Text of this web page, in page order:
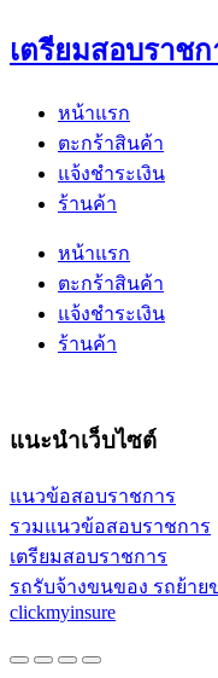
เตรียมสอบราช
หน้าแรก
ตะกร้าสินค้า
แจ้งชำระเงิน
ร้านค้า
หน้าแรก
ตะกร้าสินค้า
แจ้งชำระเงิน
ร้านค้า
แนะนำเว็บไซต์
แนวข้อสอบราชการ
รวมแนวข้อสอบราชการ
เตรียมสอบราชการ
รถรับจ้างขนของ รถย้าย
clickmyinsure